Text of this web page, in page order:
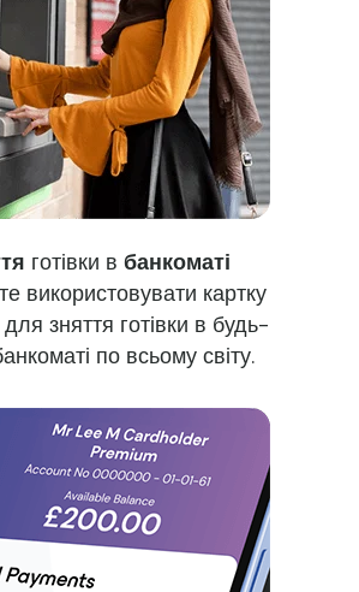
готівки в банкоматі
використовувати картку
зняття готівки в будь-
по всьому світу.